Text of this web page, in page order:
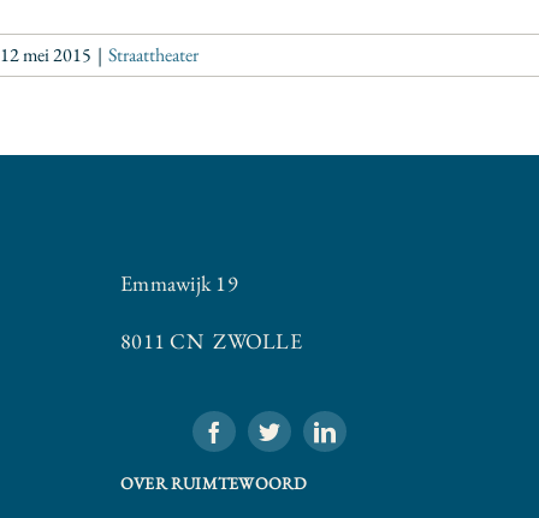
12 mei 2015 | Straattheater
Emmawijk 19
8011 CN ZWOLLE
OVER RUIMTEWOORD